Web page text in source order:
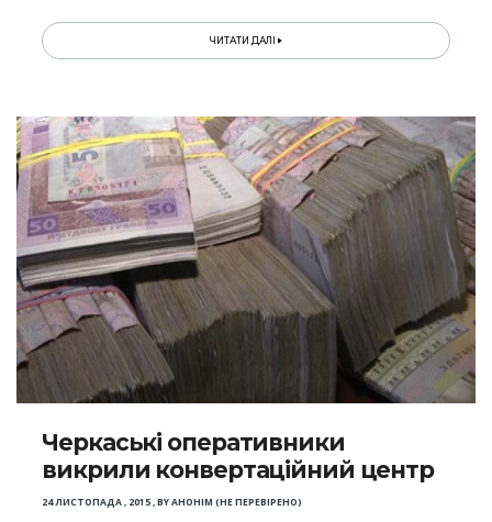
ЧИТАТИ ДАЛІ
Черкаські оперативники
викрили конвертаційний центр
24 ЛИСТОПАДА , 2015,BYАНОНІМ (НЕ ПЕРЕВІРЕНО)